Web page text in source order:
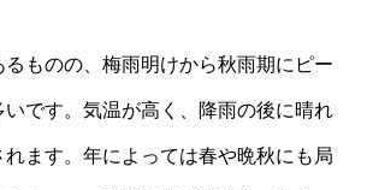
ものの、梅雨明けから秋雨期にピー
いです。気温が高く、降雨の後に晴れ
れます。年によっては春や晩秋にも局